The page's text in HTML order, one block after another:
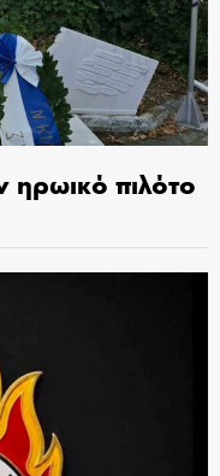
ηρωικό πιλότο